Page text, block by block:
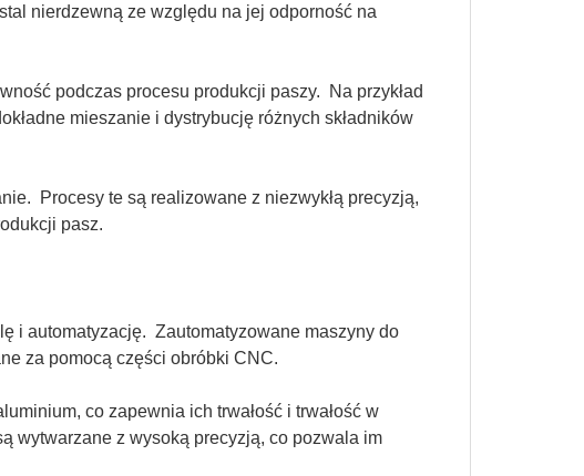
nierdzewną ze względu na jej odporność na
podczas procesu produkcji paszy. Na przykład
mieszanie i dystrybucję różnych składników
Procesy te są realizowane z niezwykłą precyzją,
pasz.
i automatyzację. Zautomatyzowane maszyny do
za pomocą części obróbki CNC.
co zapewnia ich trwałość i trwałość w
wytwarzane z wysoką precyzją, co pozwala im